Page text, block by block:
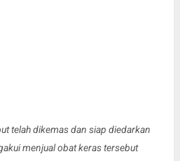
telah dikemas dan siap diedarkan
menjual obat keras tersebut